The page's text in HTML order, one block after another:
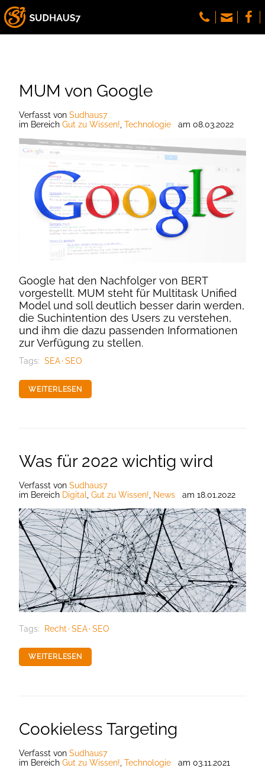
MUM von Google
Verfasst von Sudhaus7
im Bereich Gut zu Wissen! Technologie am 08.03.2022
Google hat den Nachfolger von BERT
vorgestellt. MUM steht für Multitask Unified
Model und soll deutlich besser darin werden,
die Suchintention des Users zu verstehen,
und ihm die dazu passenden Informationen
zur Verfügung zu stellen.
Tags: SEA SEO
WEITERLESEN
Was für 2022 wichtig wird
Verfasst von Sudhaus7
im Bereich Digital, Gut zu Wissen!, News am 18.01.2022
Tags: Recht SEA SEO
WEITERLESEN
Cookieless Targeting
Verfasst von Sudhaus7
im Bereich Gut zu Wissen! Technologie am 03.11.2021